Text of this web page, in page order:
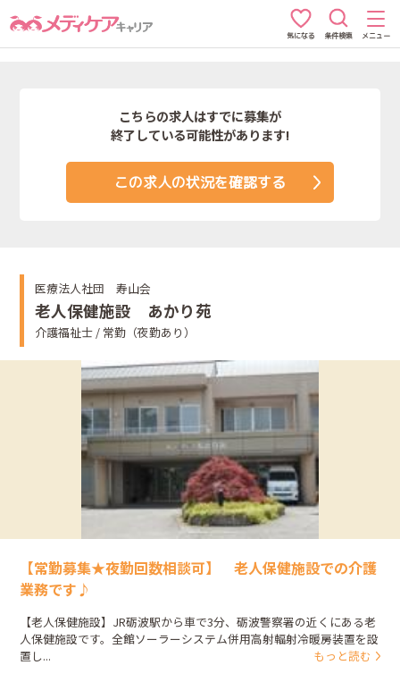
気になる 条件検索 メニュー
こちらの求人はすでに募集が
終了している可能性があります!
この求人の状況を確認する
医療法人社団 寿山会
老人保健施設 あかり苑
介護福祉士 / 常勤（夜勤あり）
【常勤募集★夜勤回数相談可】 老人保健施設での介護
業務です♪
【老人保健施設】JR砺波駅から車で3分、砺波警察署の近くにある老
人保健施設です。全館ソーラーシステム併用高射輻射冷暖房装置を設
置し...
もっと読む